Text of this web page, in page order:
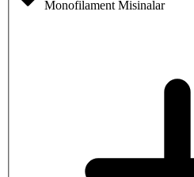
Monofilament Misinalar